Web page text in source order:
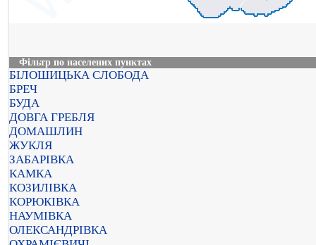
Фільтр по населених пунктах
БІЛОШИЦЬКА СЛОБОДА
БРЕЧ
БУДА
ДОВГА ГРЕБЛЯ
ДОМАШЛИН
ЖУКЛЯ
ЗАБАРІВКА
КАМКА
КОЗИЛІВКА
КОРЮКІВКА
НАУМІВКА
ОЛЕКСАНДРІВКА